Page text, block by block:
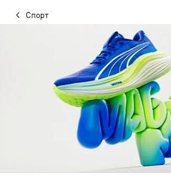
Спорт